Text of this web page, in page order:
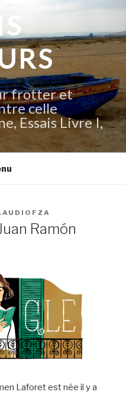
frotter et
celle
Essais Livre I,
Ramón
Laforet est née il y a